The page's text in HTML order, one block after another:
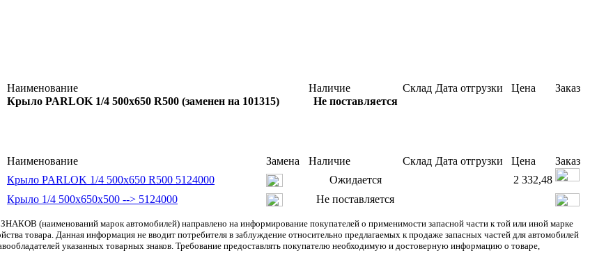
Наименование Наличие Склад Дата отгрузки Цена
Заказ
Крыло PARLOK 1/4 500x650 R500 (заменен на 101315) Не поставляется
Наименование Замена Наличие Склад Дата отгрузки Цена
Заказ
Крыло PARLOK 1/4 500x650 R500 5124000 Ожидается
2 332,48
Крыло 1/4 500x650x500 --> 5124000 Не поставляется
(наименований марок автомобилей) направлено на информирование покупателей о применимости запасной части к той или иной марке
товара. Данная информация не вводит потребителя в заблуждение относительно предлагаемых к продаже запасных частей для автомобилей
указанных товарных знаков. Требование предоставлять покупателю необходимую и достоверную информацию о товаре,